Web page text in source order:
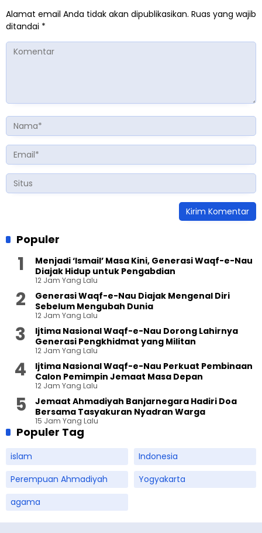
Alamat email Anda tidak akan dipublikasikan. Ruas yang wajib
ditandai *
Populer
Menjadi ‘Ismail’ Masa Kini, Generasi Waqf-e-Nau
Diajak Hidup untuk Pengabdian
12 Jam Yang Lalu
Generasi Waqf-e-Nau Diajak Mengenal Diri
Sebelum Mengubah Dunia
12 Jam Yang Lalu
Ijtima Nasional Waqf-e-Nau Dorong Lahirnya
Generasi Pengkhidmat yang Militan
12 Jam Yang Lalu
Ijtima Nasional Waqf-e-Nau Perkuat Pembinaan
Calon Pemimpin Jemaat Masa Depan
12 Jam Yang Lalu
Jemaat Ahmadiyah Banjarnegara Hadiri Doa
Bersama Tasyakuran Nyadran Warga
15 Jam Yang Lalu
Populer Tag
islam
Indonesia
Perempuan Ahmadiyah
Yogyakarta
agama